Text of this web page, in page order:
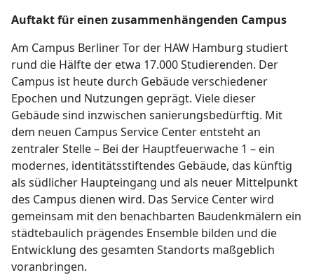
Auftakt für einen zusammenhängenden Campus
Am Campus Berliner Tor der HAW Hamburg studiert
rund die Hälfte der etwa 17.000 Studierenden. Der
Campus ist heute durch Gebäude verschiedener
Epochen und Nutzungen geprägt. Viele dieser
Gebäude sind inzwischen sanierungsbedürftig. Mit
dem neuen Campus Service Center entsteht an
zentraler Stelle – Bei der Hauptfeuerwache 1 – ein
modernes, identitätsstiftendes Gebäude, das künftig
als südlicher Haupteingang und als neuer Mittelpunkt
des Campus dienen wird. Das Service Center wird
gemeinsam mit den benachbarten Baudenkmälern ein
städtebaulich prägendes Ensemble bilden und die
Entwicklung des gesamten Standorts maßgeblich
voranbringen.